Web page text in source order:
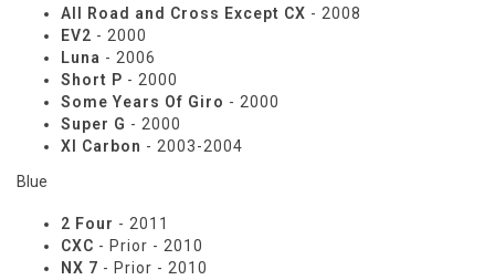
All Road and Cross Except CX - 2008
EV2 - 2000
Luna - 2006
Short P - 2000
Some Years Of Giro - 2000
Super G - 2000
Xl Carbon - 2003-2004
Blue
2 Four - 2011
CXC - Prior - 2010
NX 7 - Prior - 2010